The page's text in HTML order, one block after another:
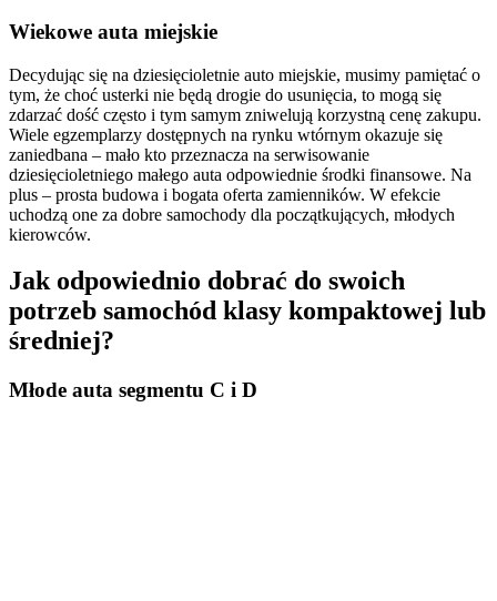
Wiekowe auta miejskie
Decydując się na dziesięcioletnie auto miejskie, musimy pamiętać o
tym, że choć usterki nie będą drogie do usunięcia, to mogą się
zdarzać dość często i tym samym zniwelują korzystną cenę zakupu.
Wiele egzemplarzy dostępnych na rynku wtórnym okazuje się
zaniedbana – mało kto przeznacza na serwisowanie
dziesięcioletniego małego auta odpowiednie środki finansowe. Na
plus – prosta budowa i bogata oferta zamienników. W efekcie
uchodzą one za dobre samochody dla początkujących, młodych
kierowców.
Jak odpowiednio dobrać do swoich
potrzeb samochód klasy kompaktowej lub
średniej?
Młode auta segmentu C i D